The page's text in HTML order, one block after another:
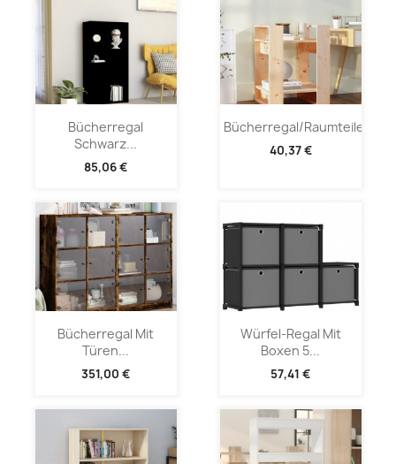
Bücherregal
Schwarz...
85,06 €
Bücherregal/Raumteiler...
40,37 €
Bücherregal Mit
Türen...
351,00 €
Würfel-Regal Mit
Boxen 5...
57,41 €